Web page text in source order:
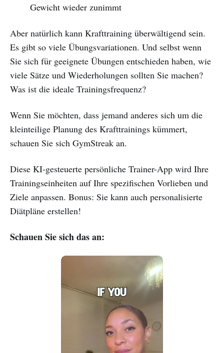
Gewicht wieder zunimmt
Aber natürlich kann Krafttraining überwältigend sein.
Es gibt so viele Übungsvariationen. Und selbst wenn
Sie sich für geeignete Übungen entschieden haben, wie
viele Sätze und Wiederholungen sollten Sie machen?
Was ist die ideale Trainingsfrequenz?
Wenn Sie möchten, dass jemand anderes sich um die
kleinteilige Planung des Krafttrainings kümmert,
schauen Sie sich GymStreak an.
Diese KI-gesteuerte persönliche Trainer-App wird Ihre
Trainingseinheiten auf Ihre spezifischen Vorlieben und
Ziele anpassen. Bonus: Sie kann auch personalisierte
Diätpläne erstellen!
Schauen Sie sich das an: